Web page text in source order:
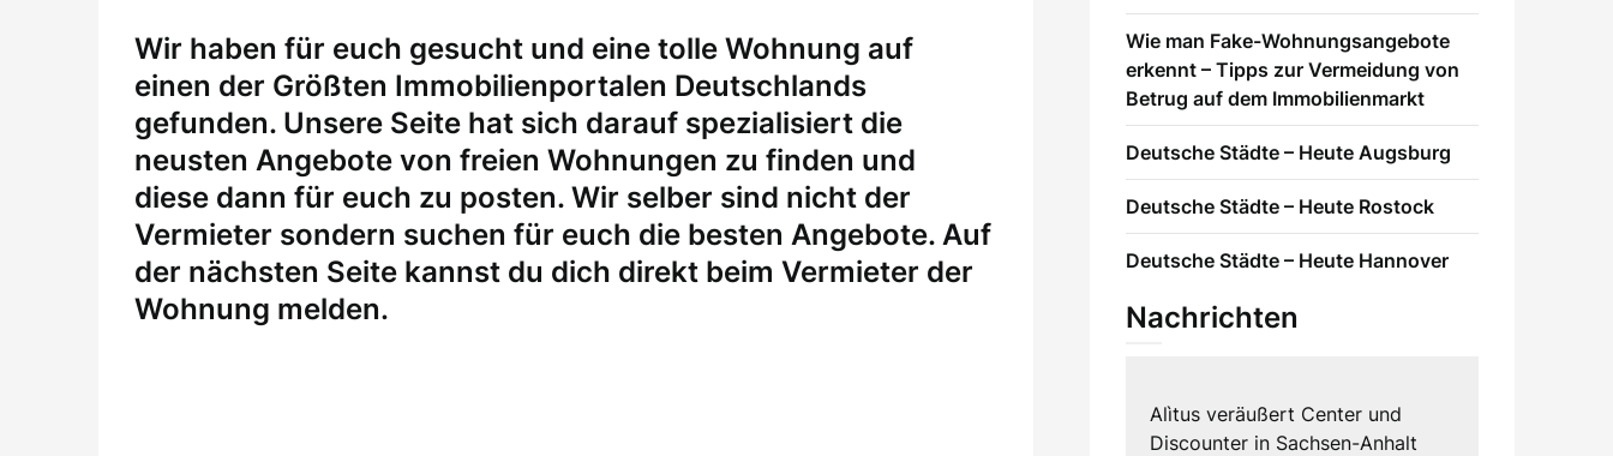
Wir haben für euch gesucht und eine tolle Wohnung auf
einen der Größten Immobilienportalen Deutschlands
gefunden. Unsere Seite hat sich darauf spezialisiert die
neusten Angebote von freien Wohnungen zu finden und
diese dann für euch zu posten. Wir selber sind nicht der
Vermieter sondern suchen für euch die besten Angebote. Auf
der nächsten Seite kannst du dich direkt beim Vermieter der
Wohnung melden.
Wie man Fake-Wohnungsangebote
erkennt – Tipps zur Vermeidung von
Betrug auf dem Immobilienmarkt
Deutsche Städte – Heute Augsburg
Deutsche Städte – Heute Rostock
Deutsche Städte – Heute Hannover
Nachrichten
Alìtus veräußert Center und
Discounter in Sachsen-Anhalt